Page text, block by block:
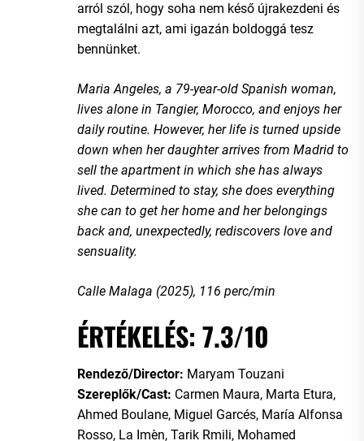
arról szól, hogy soha nem késő újrakezdeni és
megtalálni azt, ami igazán boldoggá tesz
bennünket.
Maria Angeles, a 79-year-old Spanish woman,
lives alone in Tangier, Morocco, and enjoys her
daily routine. However, her life is turned upside
down when her daughter arrives from Madrid to
sell the apartment in which she has always
lived. Determined to stay, she does everything
she can to get her home and her belongings
back and, unexpectedly, rediscovers love and
sensuality.
Calle Malaga (2025), 116 perc/min
ÉRTÉKELÉS: 7.3/10
Rendező/Director: Maryam Touzani
Szereplők/Cast: Carmen Maura, Marta Etura,
Ahmed Boulane, Miguel Garcés, María Alfonsa
Rosso, La Imèn, Tarik Rmili, Mohamed